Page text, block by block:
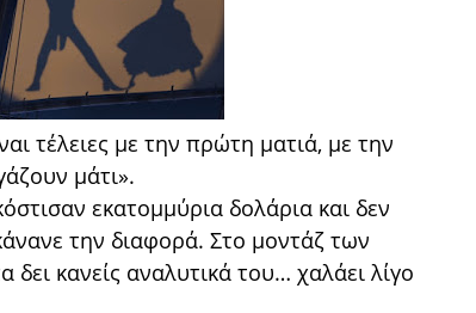
τέλειες με την πρώτη ματιά, με την
μάτι».
εκατομμύρια δολάρια και δεν
την διαφορά. Στο μοντάζ των
κανείς αναλυτικά του… χαλάει λίγο